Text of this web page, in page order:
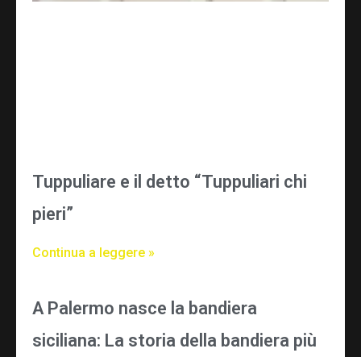
Tuppuliare e il detto “Tuppuliari chi
pieri”
Continua a leggere »
A Palermo nasce la bandiera
siciliana: La storia della bandiera più